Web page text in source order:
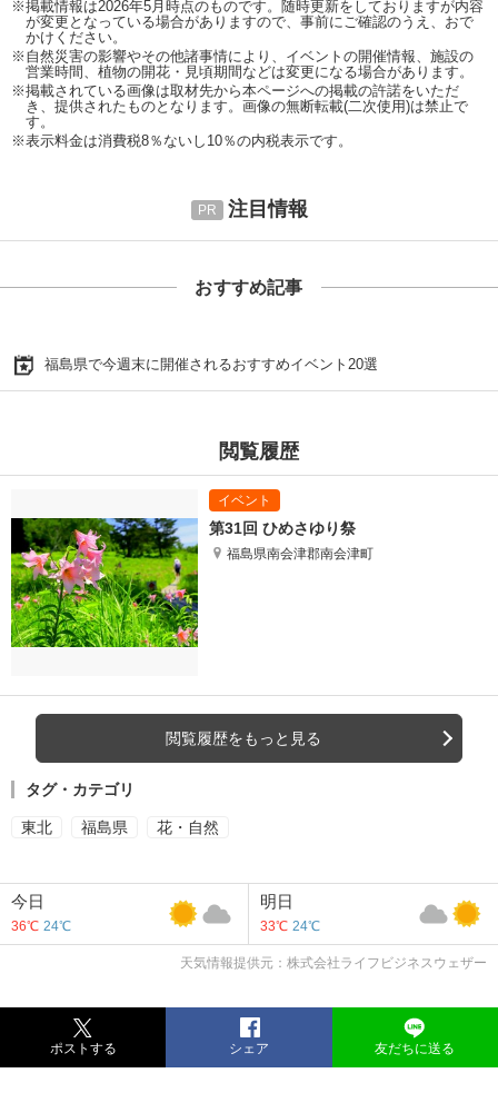
※掲載情報は2026年5月時点のものです。随時更新をしておりますが内容
が変更となっている場合がありますので、事前にご確認のうえ、おで
かけください。
※自然災害の影響やその他諸事情により、イベントの開催情報、施設の
営業時間、植物の開花・見頃期間などは変更になる場合があります。
※掲載されている画像は取材先から本ページへの掲載の許諾をいただ
き、提供されたものとなります。画像の無断転載(二次使用)は禁止で
す。
※表示料金は消費税8％ないし10％の内税表示です。
注目情報
おすすめ記事
福島県で今週末に開催されるおすすめイベント20選
閲覧履歴
第31回 ひめさゆり祭
福島県南会津郡南会津町
閲覧履歴をもっと見る
タグ・カテゴリ
東北 福島県 花・自然
今日
36℃ 24℃
明日
33℃ 24℃
天気情報提供元：株式会社ライフビジネスウェザー
ポストする シェア 友だちに送る